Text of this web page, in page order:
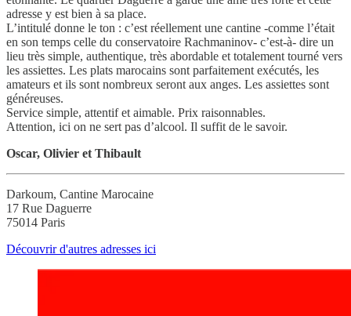
adresse y est bien à sa place.
L’intitulé donne le ton : c’est réellement une cantine -comme l’était
en son temps celle du conservatoire Rachmaninov- c’est-à- dire un
lieu très simple, authentique, très abordable et totalement tourné vers
les assiettes. Les plats marocains sont parfaitement exécutés, les
amateurs et ils sont nombreux seront aux anges. Les assiettes sont
généreuses.
Service simple, attentif et aimable. Prix raisonnables.
Attention, ici on ne sert pas d’alcool. Il suffit de le savoir.
Oscar, Olivier et Thibault
Darkoum, Cantine Marocaine
17 Rue Daguerre
75014 Paris
Découvrir d'autres adresses ici